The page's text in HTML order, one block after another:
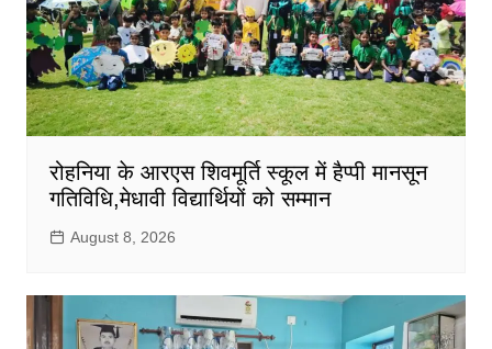
रोहनिया के आरएस शिवमूर्ति स्कूल में हैप्पी मानसून
गतिविधि,मेधावी विद्यार्थियों को सम्मान
August 8, 2026